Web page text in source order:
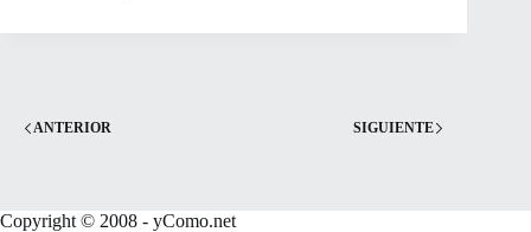
Pollo
ANTERIOR SIGUIENTE
Copyright © 2008 - yComo.net